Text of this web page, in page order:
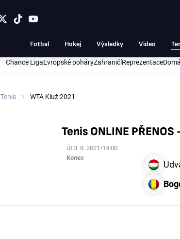
Fotbal Hokej Výsledky Video
Chance LigaEvropské poháryZahraničíReprezentace
Tenis WTA Kluž 2021
Tenis ONLINE
Út 3. 8. 2021 14:00
Konec